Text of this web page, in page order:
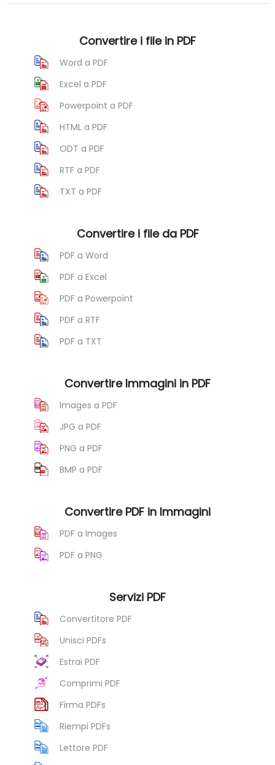
Convertire i file in PDF
Word a PDF
Excel a PDF
Powerpoint a PDF
HTML a PDF
ODT a PDF
RTF a PDF
TXT a PDF
Convertire i file da PDF
PDF a Word
PDF a Excel
PDF a Powerpoint
PDF a RTF
PDF a TXT
Convertire Immagini in PDF
Images a PDF
JPG a PDF
PNG a PDF
BMP a PDF
Convertire PDF in Immagini
PDF a Images
PDF a PNG
Servizi PDF
Convertitore PDF
Unisci PDFs
Estrai PDF
Comprimi PDF
Firma PDFs
Riempi PDFs
Lettore PDF